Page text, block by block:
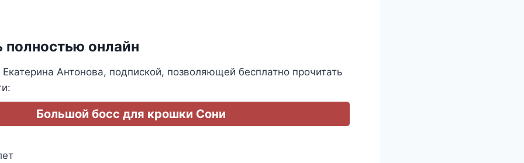
полностью онлайн
Антонова, подпиской, позволяющей бесплатно прочитать
Большой босс для крошки Сони